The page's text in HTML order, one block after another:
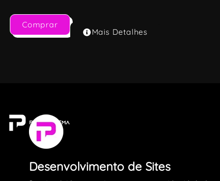
Comprar
Mais Detalhes
Desenvolvimento de Sites